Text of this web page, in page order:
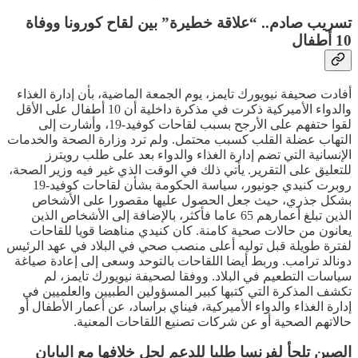
تسريب صادم.. “علاقة خطيرة” بين لقاح كورونا ووفاة
10 أطفال
أفادت صحيفة نيويورك تايمز، يوم الجمعة الماضية، بأن إدارة الغذاء
والدواء الأميركية ذكرت في مذكرة داخلية أن 10 أطفال على الأقل
لقوا حتفهم على الأرجح بسبب لقاحات كوفيد-19، وأشارت إلى
التهاب عضلة القلب كسبب محتمل. ولم ترد وزارة الصحة والخدمات
الإنسانية التي تضم إدارة الغذاء والدواء بعد على طلب رويترز
للتعليق على التقرير. يأتي ذلك في الوقت الذي غير فيه وزير الصحة،
روبرت كنيدي جونيور، سياسة الحكومة بشأن لقاحات كوفيد-19
بشكل جذري، حيث جعل الحصول عليها مقصورا على الأشخاص
الذين تبلغ أعمارهم 65 عاما فأكثر، بالإضافة إلى الأشخاص الذين
يعانون من حالات صحية كامنة. كان كنيدي مناهضا قويا للقاحات
لفترة طويلة قبل توليه أعلى منصب صحي في البلاد في عهد الرئيس
دونالد ترامب. وربط أيضا اللقاحات بالتوحد وسعى إلى إعادة صياغة
سياسات التطعيم في البلاد. ووفقا لصحيفة نيويورك تايمز، لم
تكشف المذكرة التي كتبها كبير المسؤولين الطبيين والعلميين في
إدارة الغذاء والدواء الأميركية، فيناي براساد، عن أعمار الأطفال أو
حالاتهم الصحية أو عن شركات تصنيع اللقاحات المعنية.
الصين تلجأ لفرنسا طلبا للدعم لحل خلافها مع اليابان